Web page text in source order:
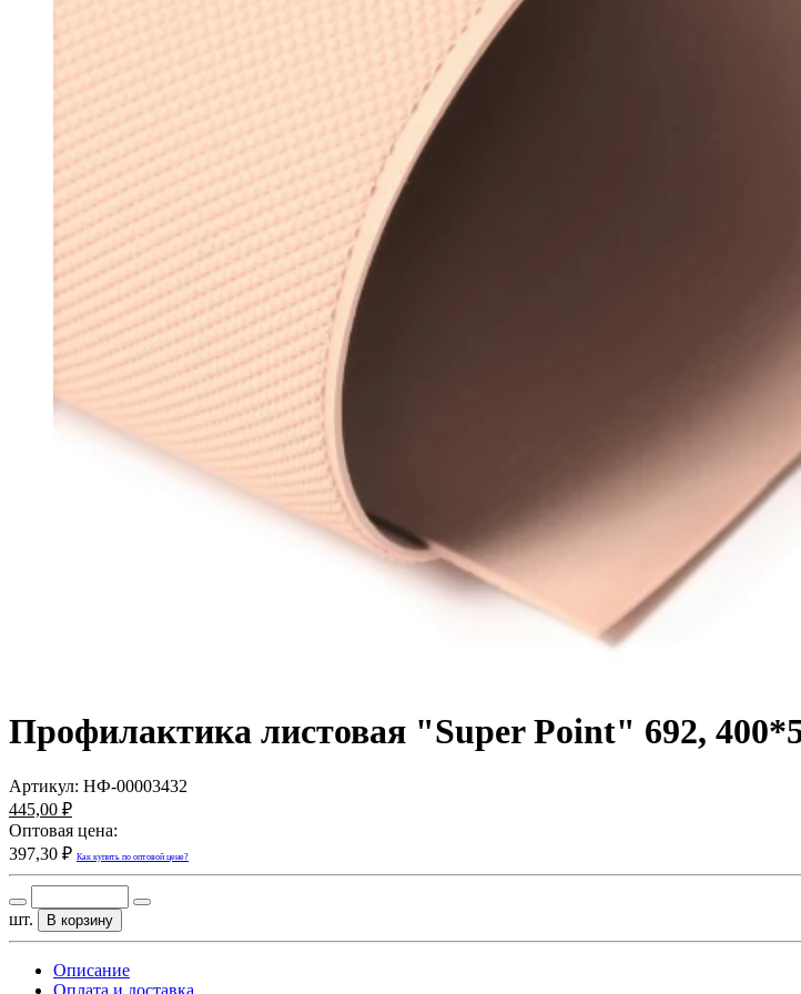
Профилактика листовая "Super Point" 692,
Артикул: НФ-00003432
445,00 ₽
Оптовая цена:
397,30 ₽ Как купить по оптовой цене?
шт. В корзину
Описание
Оплата и доставка